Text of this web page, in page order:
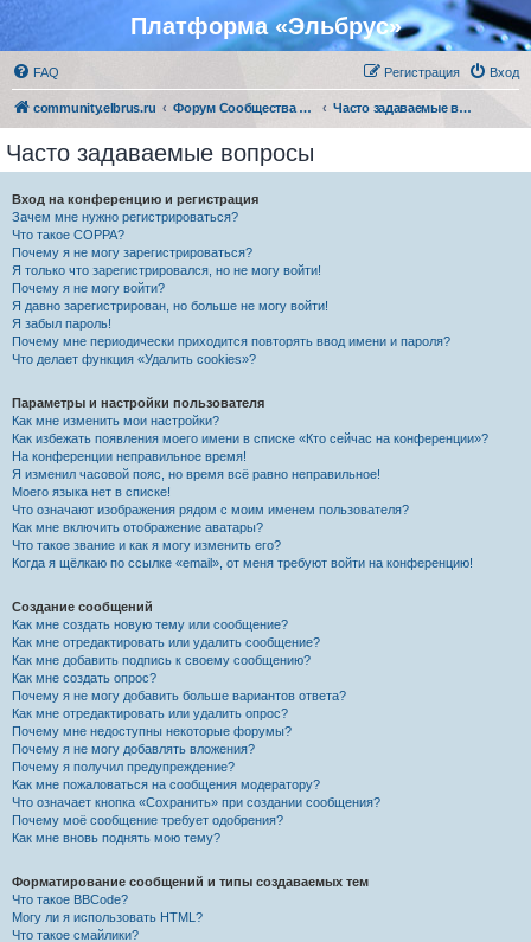
Платформа «Эльбрус»
FAQ Вход
Регистрация
community.elbrus.ru Форум Сообщества Эльбрус Часто задаваемые вопросы
Часто задаваемые вопросы
Вход на конференцию и регистрация
Зачем мне нужно регистрироваться?
Что такое COPPA?
Почему я не могу зарегистрироваться?
Я только что зарегистрировался, но не могу войти!
Почему я не могу войти?
Я давно зарегистрирован, но больше не могу войти!
Я забыл пароль!
Почему мне периодически приходится повторять ввод имени и пароля?
Что делает функция «Удалить cookies»?
Параметры и настройки пользователя
Как мне изменить мои настройки?
Как избежать появления моего имени в списке «Кто сейчас на конференции»?
На конференции неправильное время!
Я изменил часовой пояс, но время всё равно неправильное!
Моего языка нет в списке!
Что означают изображения рядом с моим именем пользователя?
Как мне включить отображение аватары?
Что такое звание и как я могу изменить его?
Когда я щёлкаю по ссылке «email», от меня требуют войти на конференцию!
Создание сообщений
Как мне создать новую тему или сообщение?
Как мне отредактировать или удалить сообщение?
Как мне добавить подпись к своему сообщению?
Как мне создать опрос?
Почему я не могу добавить больше вариантов ответа?
Как мне отредактировать или удалить опрос?
Почему мне недоступны некоторые форумы?
Почему я не могу добавлять вложения?
Почему я получил предупреждение?
Как мне пожаловаться на сообщения модератору?
Что означает кнопка «Сохранить» при создании сообщения?
Почему моё сообщение требует одобрения?
Как мне вновь поднять мою тему?
Форматирование сообщений и типы создаваемых тем
Что такое BBCode?
Могу ли я использовать HTML?
Что такое смайлики?